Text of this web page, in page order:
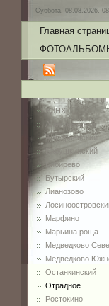
Суббота, 08.08.2026,
Главная
ВДНХ
Алексеевский
Алтуфьевский
Бабушкинский
Бибирево
Бутырский
Лианозово
Марфино
Марьина роща
Медведково
Медведково
Останкинский
Отрадное
Ростокино